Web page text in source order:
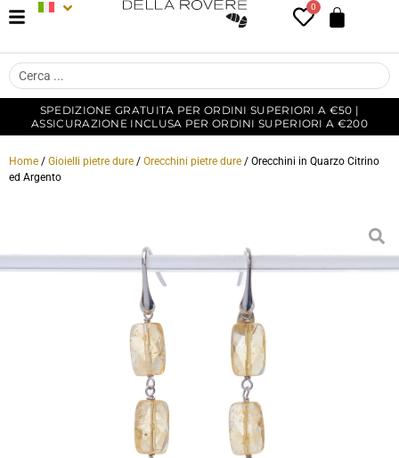
0
SPEDIZIONE GRATUITA PER ORDINI SUPERIORI A €50 |
ASSICURAZIONE INCLUSA PER ORDINI SUPERIORI A €200
Home / Gioielli pietre dure / Orecchini pietre dure / Orecchini in Quarzo Citrino
ed Argento